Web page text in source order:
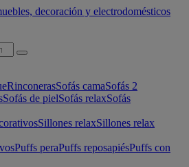
RinconerasSofás camaSofás 2
Sofás de pielSofás relaxSofás
Sillones relaxSillones relax
Puffs peraPuffs reposapiésPuffs con